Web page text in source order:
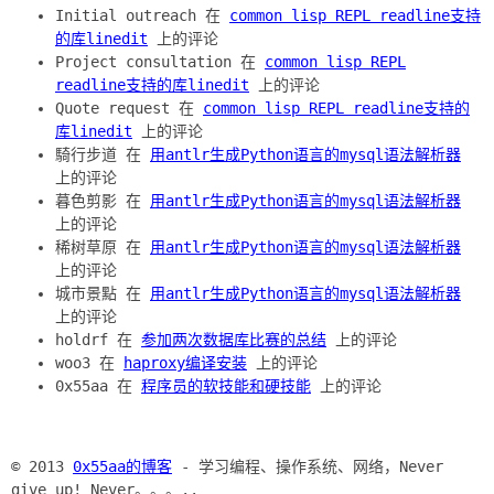
Initial outreach 在 common lisp REPL readline支持
的库linedit 上的评论
Project consultation 在 common lisp REPL
readline支持的库linedit 上的评论
Quote request 在 common lisp REPL readline支持的
库linedit 上的评论
騎行步道 在 用antlr生成Python语言的mysql语法解析器
上的评论
暮色剪影 在 用antlr生成Python语言的mysql语法解析器
上的评论
稀树草原 在 用antlr生成Python语言的mysql语法解析器
上的评论
城市景點 在 用antlr生成Python语言的mysql语法解析器
上的评论
holdrf 在 参加两次数据库比赛的总结 上的评论
woo3 在
haproxy编译安装 上的评论
0x55aa 在 程序员的软技能和硬技能 上的评论
© 2013 0x55aa的博客 - 学习编程、操作系统、网络，Never
give up! Never。。。..